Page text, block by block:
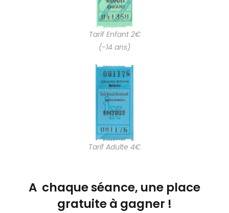
Tarif Enfant 2€
(-14 ans)
Tarif Adulte 4€
A chaque séance, une place
gratuite à gagner !